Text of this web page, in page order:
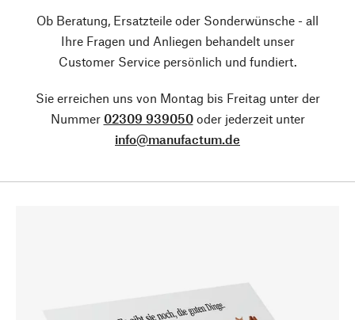
Ob Beratung, Ersatzteile oder Sonderwünsche - all
Ihre Fragen und Anliegen behandelt unser
Customer Service persönlich und fundiert.
Sie erreichen uns von Montag bis Freitag unter der
Nummer 02309 939050oder jederzeit unter
info@manufactum.de